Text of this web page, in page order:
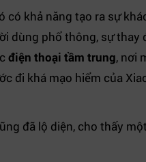
có khả năng tạo ra sự
dùng phổ thông, sự thay
điện thoại tầm trung, nơi
đi khá mạo hiểm của
đã lộ diện, cho thấy